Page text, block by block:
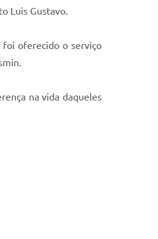
Luis Gustavo.
foi oferecido o serviço
na vida daqueles